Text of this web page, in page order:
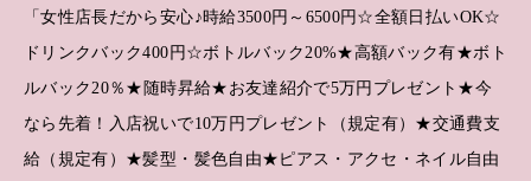
「女性店長だから安心♪時給3500円～6500円☆全額日払いOK☆
ドリンクバック400円☆ボトルバック20%★高額バック有★ボト
ルバック20％★随時昇給★お友達紹介で5万円プレゼント★今
なら先着！入店祝いで10万円プレゼント（規定有）★交通費支
給（規定有）★髪型・髪色自由★ピアス・アクセ・ネイル自由